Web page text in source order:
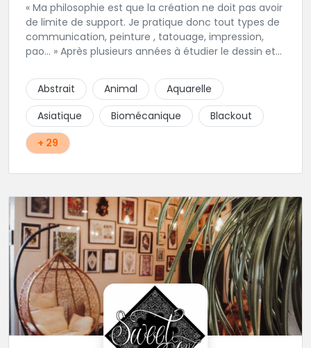
« Ma philosophie est que la création ne doit pas avoir
de limite de support. Je pratique donc tout types de
communication, peinture , tatouage, impression,
pao… » Après plusieurs années à étudier le dessin et
salon. Dans le respect des règles d’hygiènes, Nicolas
vous conseille, réalise vos dessins et tatouage pour
votre plaisir dans une ambiance décontractée.
Abstrait Animal
Aquarelle
Asiatique
Biomécanique
Blackout
+ 29